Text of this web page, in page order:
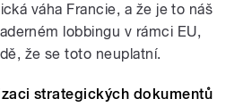
váha Francie, a že je to náš
lobbingu v rámci EU,
že se toto neuplatní.
strategických dokumentů